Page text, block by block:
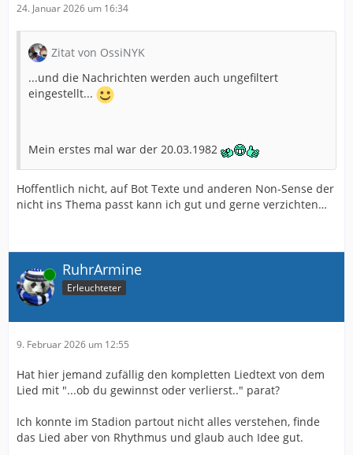
24. Januar 2026 um 16:34
Zitat von OssiNYK
...und die Nachrichten werden auch ungefiltert
eingestellt...
Mein erstes mal war der 20.03.1982
Hoffentlich nicht, auf Bot Texte und anderen Non-Sense der
nicht ins Thema passt kann ich gut und gerne verzichten…
Online RuhrArmine
Erleuchteter
9. Februar 2026 um 12:55
Hat hier jemand zufällig den kompletten Liedtext von dem
Lied mit "...ob du gewinnst oder verlierst.." parat?
Ich konnte im Stadion partout nicht alles verstehen, finde
das Lied aber von Rhythmus und glaub auch Idee gut.